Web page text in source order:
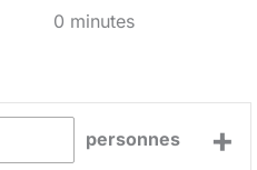
0 minutes
personnes +